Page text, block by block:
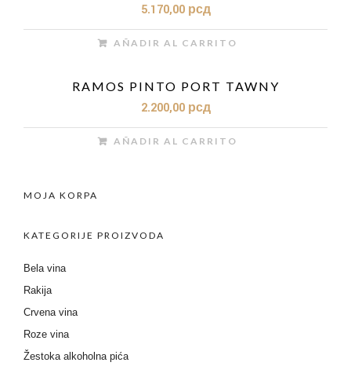
5.170,00 рсд
AÑADIR AL CARRITO
RAMOS PINTO PORT TAWNY
2.200,00 рсд
AÑADIR AL CARRITO
MOJA KORPA
KATEGORIJE PROIZVODA
Bela vina
Rakija
Crvena vina
Roze vina
Žestoka alkoholna pića